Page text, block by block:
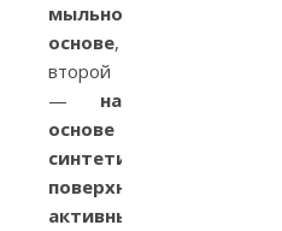
мыльной
основе,
второй
— на
основе
синтетических
поверхностно-
активных